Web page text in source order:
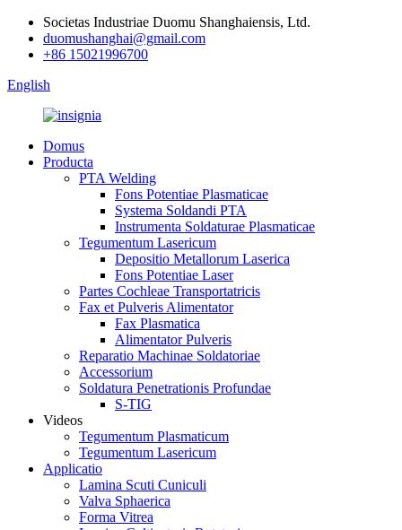
Societas Industriae Duomu Shanghaiensis, Ltd.
duomushanghai@gmail.com
+86 15021996700
English
Domus
Producta
PTA Welding
Fons Potentiae Plasmaticae
Systema Soldandi PTA
Instrumenta Soldaturae Plasmaticae
Tegumentum Lasericum
Depositio Metallorum Laserica
Fons Potentiae Laser
Partes Cochleae Transportatricis
Fax et Pulveris Alimentator
Fax Plasmatica
Alimentator Pulveris
Reparatio Machinae Soldatoriae
Accessorium
Soldatura Penetrationis Profundae
S-TIG
Videos
Tegumentum Plasmaticum
Tegumentum Lasericum
Applicatio
Lamina Scuti Cuniculi
Valva Sphaerica
Forma Vitrea